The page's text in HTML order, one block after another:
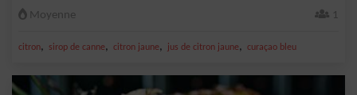
Moyenne 1
citron, sirop de canne, citron jaune, jus de citron jaune, curaçao bleu